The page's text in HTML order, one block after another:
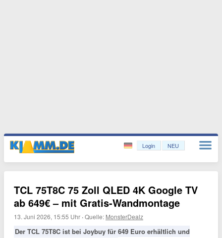
Login NEU
TCL 75T8C 75 Zoll QLED 4K Google TV
ab 649€ – mit Gratis-Wandmontage
13. Juni 2026, 15:55 Uhr ·Quelle: MonsterDealz
Der TCL 75T8C ist bei Joybuy für 649 Euro erhältlich und